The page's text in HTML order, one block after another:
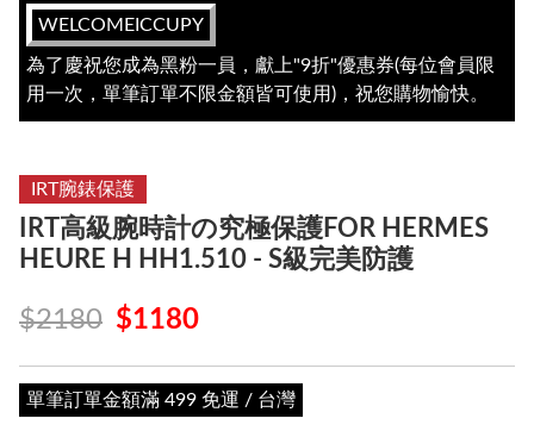
WELCOMEICCUPY
為了慶祝您成為黑粉一員，獻上"9折"優惠券(每位會員限
用一次，單筆訂單不限金額皆可使用)，祝您購物愉快。
IRT腕錶保護
IRT高級腕時計の究極保護FOR HERMES
HEURE H HH1.510 - S級完美防護
$2180 $1180
單筆訂單金額滿 499 免運 / 台灣